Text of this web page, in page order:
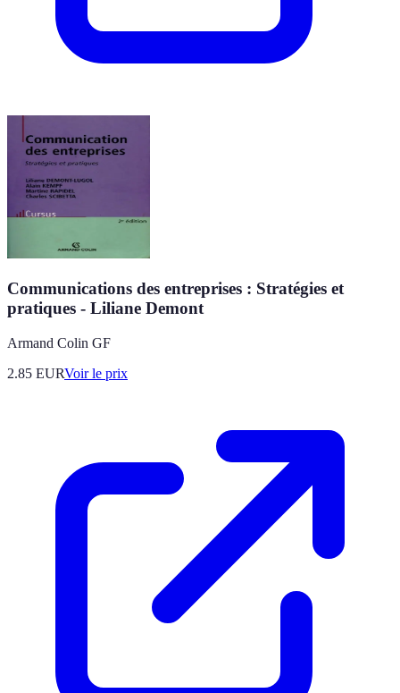
Communications des entreprises : Stratégies et
pratiques - Liliane Demont
Armand Colin GF
2.85 EURVoir le prix